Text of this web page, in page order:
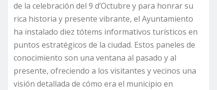
de la celebración del 9 d’Octubre y para honrar su
rica historia y presente vibrante, el Ayuntamiento
ha instalado diez tótems informativos turísticos en
puntos estratégicos de la ciudad. Estos paneles de
conocimiento son una ventana al pasado y al
presente, ofreciendo a los visitantes y vecinos una
visión detallada de cómo era el municipio en